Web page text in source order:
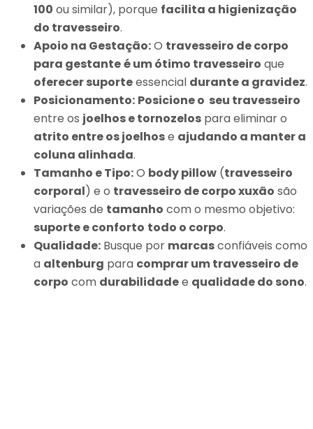
100 ou similar), porque facilita a higienização
do travesseiro.
Apoio na Gestação:O travesseiro de corpo
para gestanteé um ótimo travesseiro que
oferecer suporteessencial durante a gravidez.
Posicionamento: Posicione o seu travesseiro
entre os joelhos e tornozelos para eliminar o
atrito entre os joelhose ajudando a manter a
coluna alinhada.
Tamanho e Tipo:O body pillow (travesseiro
corporal) e o travesseiro de corpo xuxão são
variações de tamanho com o mesmo objetivo:
suporte e conforto todo o corpo.
Qualidade: Busque por marcasconfiáveis como
a altenburg para comprar um travesseiro de
corpo com durabilidadee qualidade do sono.